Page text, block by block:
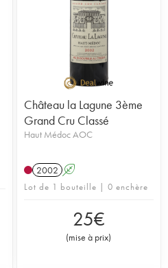
Château la Lagune 3ème
Grand Cru Classé
Haut Médoc AOC
2002 A
Lot de 1 bouteille | 0 enchère
25€
(mise à prix)